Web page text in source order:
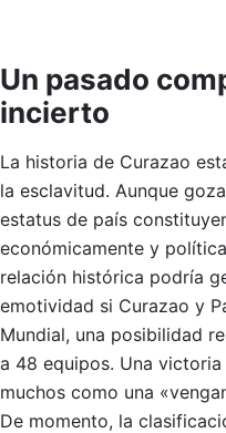
Un pasado
incierto
La historia de Curazao
la esclavitud. Aunque
estatus de país
económicamente y
relación histórica podría
emotividad si Curazao y
Mundial, una posibilidad
a 48 equipos. Una
muchos como una
De momento, la